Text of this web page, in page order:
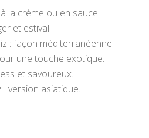
la crème ou en sauce.
et estival.
: façon méditerranéenne.
une touche exotique.
et savoureux.
version asiatique.